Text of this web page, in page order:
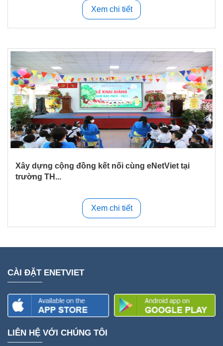
Xem chi tiết
Xây dựng cộng đồng kết nối cùng eNetViet tại
trường TH...
Xem chi tiết
CÀI ĐẶT ENETVIET
LIÊN HỆ VỚI CHÚNG TÔI